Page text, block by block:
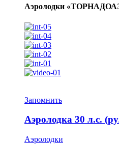
Аэролодки
Запомнить
Аэролодка 30 л.с.
Аэролодки